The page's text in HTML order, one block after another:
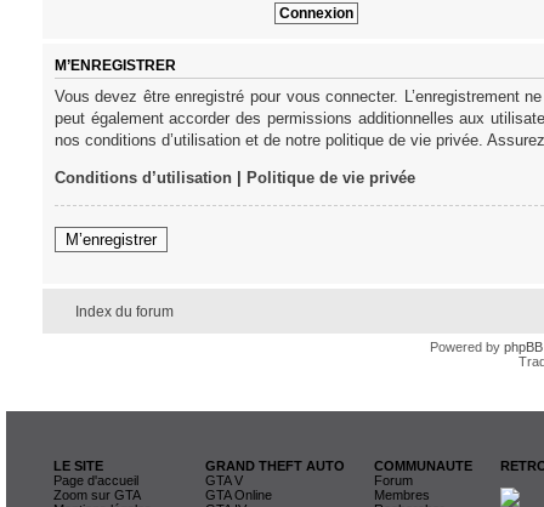
M’ENREGISTRER
Vous devez être enregistré pour vous connecter. L’enregistrement
peut également accorder des permissions additionnelles aux
nos conditions d’utilisation et de notre politique de vie privée.
Conditions d’utilisation| Politique de vie privée
M’enregistrer
Index du forum
Powered by phpBB
LE SITE
Page d'accueil
Zoom sur GTA
GRAND THEFT AUTO
GTA V
GTA Online
COMMUNAUTE
Forum
Membres